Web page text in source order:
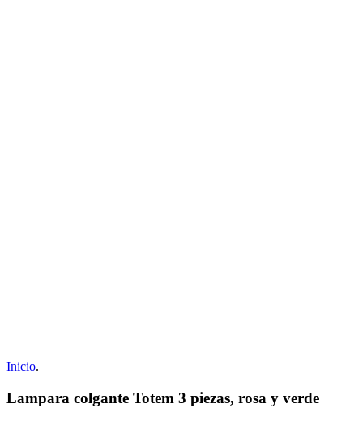
Inicio.
Lampara colgante Totem 3 piezas, rosa y verde